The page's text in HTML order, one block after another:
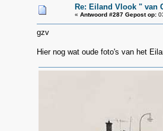
Re: Eiland Vlook " van
« Antwoord #287 Gepost op:
gzv
Hier nog wat oude foto's van het